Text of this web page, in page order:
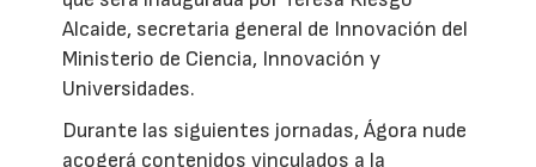
Alcaide, secretaria general de Innovación del
Ministerio de Ciencia, Innovación y
Universidades.
Durante las siguientes jornadas, Ágora nude
acogerá contenidos vinculados a la